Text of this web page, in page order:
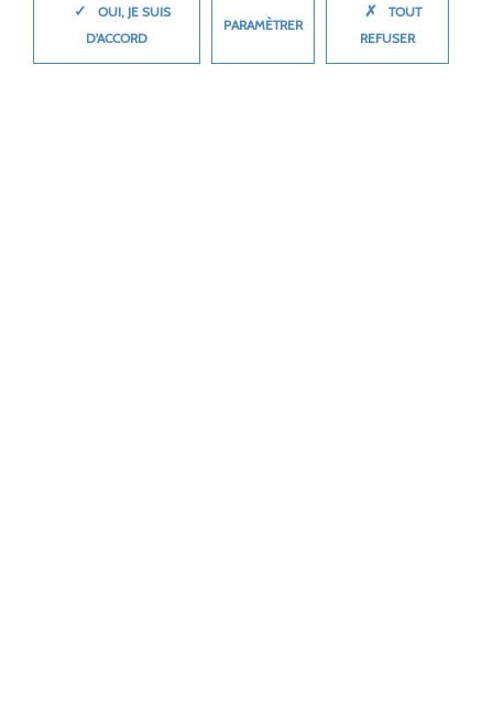
LA VIE AU COLLÈGE
✓
OUI, JE SUIS
D'ACCORD
PARAMÈTRER
✗
TOUT
REFUSER
MASQUER